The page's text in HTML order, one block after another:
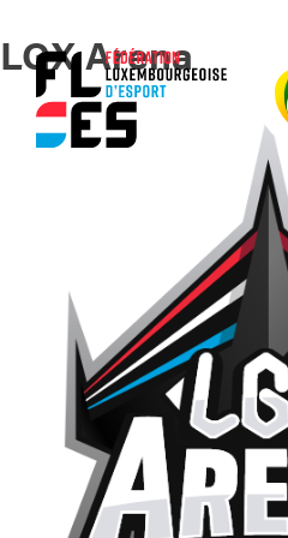
LGX Arena